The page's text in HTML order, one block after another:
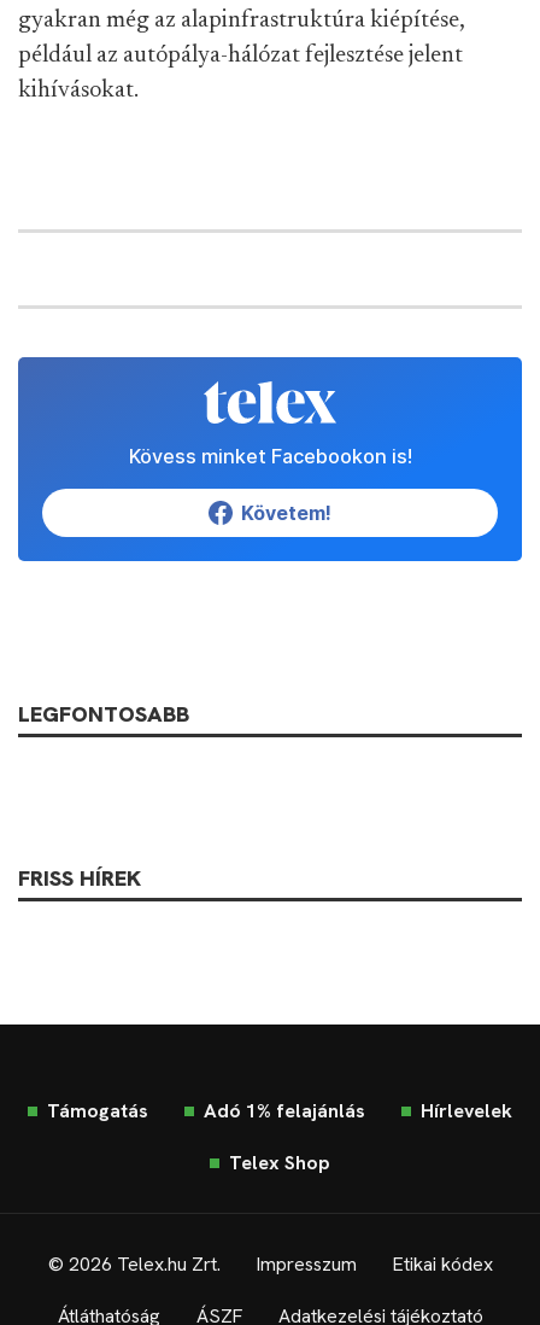
gyakran még az alapinfrastruktúra kiépítése,
például az autópálya-hálózat fejlesztése jelent
kihívásokat.
Kövess minket Facebookon is!
Követem!
LEGFONTOSABB
FRISS HÍREK
Támogatás Adó 1% felajánlás Hírlevelek
Telex Shop
© 2026 Telex.hu Zrt. Impresszum Etikai kódex
Átláthatóság ÁSZF Adatkezelési tájékoztató